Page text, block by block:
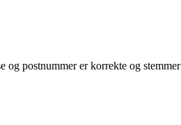
postnummer er korrekte og